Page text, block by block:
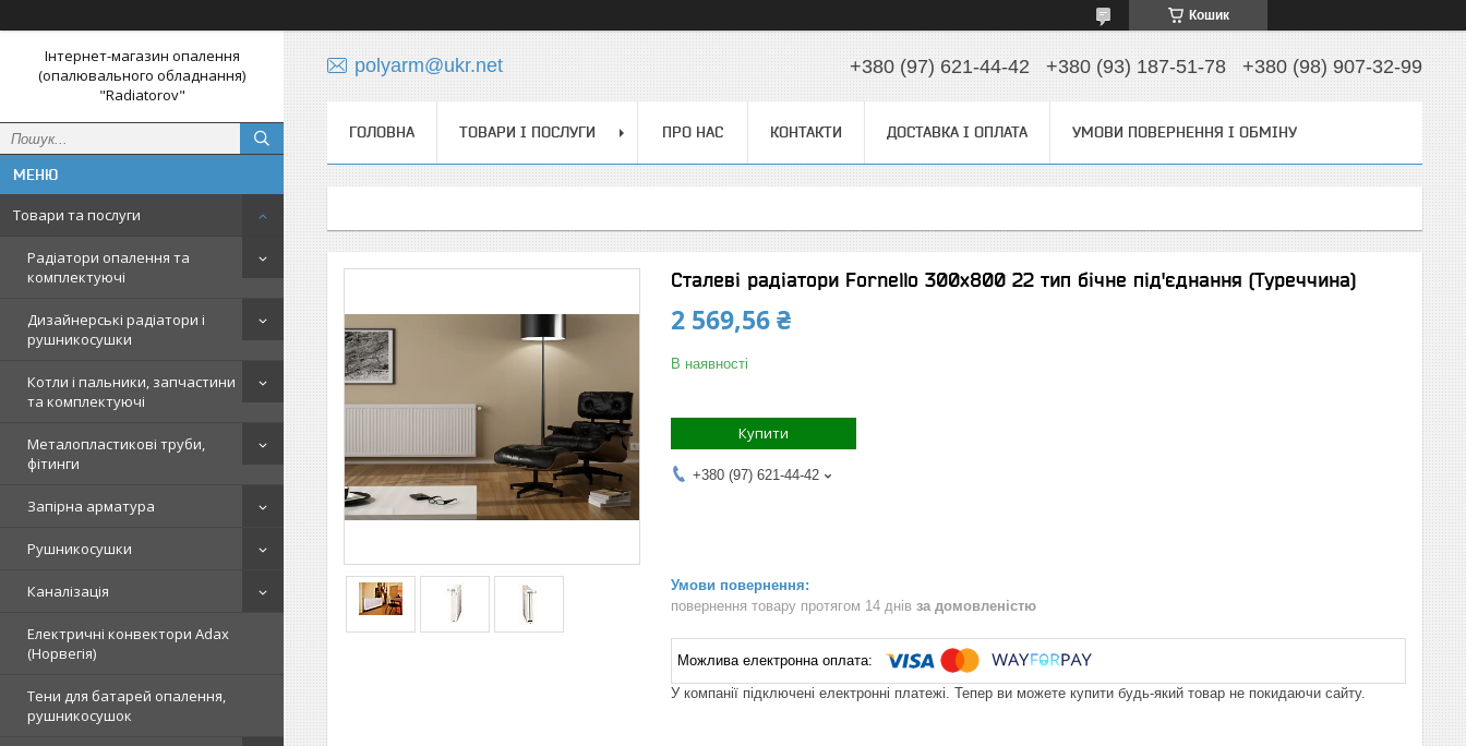
Кошик
Інтернет-магазин опалення
(опалювального обладнання)
"Radiatorov"
Товари та послуги
Радіатори опалення та
комплектуючі
Дизайнерські радіатори і
рушникосушки
Котли і пальники, запчастини
та комплектуючі
Металопластикові труби,
фітинги
Запірна арматура
Рушникосушки
Каналізація
Електричні конвектори Adax
(Норвегія)
Тени для батарей опалення,
рушникосушок
polyarm@ukr.net +380 (97) 621-44-42 +380 (93) 187-51-78 +380 (98) 907-32-99
ГОЛОВНА ТОВАРИ І ПОСЛУГИ ПРО НАС КОНТАКТИ ДОСТАВКА І ОПЛАТА УМОВИ ПОВЕРНЕННЯ І ОБМІНУ
Сталеві радіатори Fornello 300х800 22 тип бічне під'єднання (Туреччина)
2 569,56 ₴
В наявності
Купити
+380 (97) 621-44-42
повернення товару протягом 14 днів за домовленістю
У компанії підключені електронні платежі. Тепер ви можете купити будь-який товар не покидаючи сайту.